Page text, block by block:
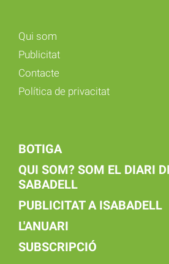
Qui som
Publicitat
Contacte
Política de privacitat
BOTIGA
QUI SOM? SOM EL DIARI
SABADELL
PUBLICITAT A ISABADELL
L'ANUARI
SUBSCRIPCIÓ